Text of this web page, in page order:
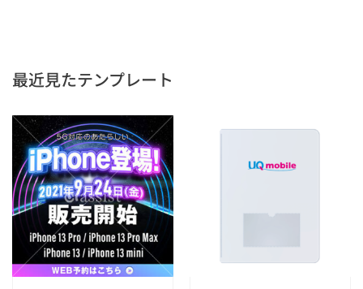
最近見たテンプレート